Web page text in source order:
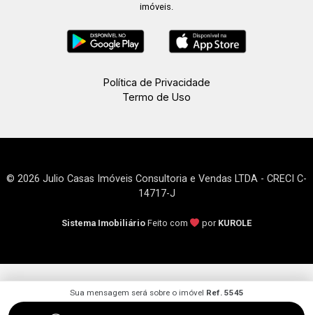
Sua mensagem será sobre o imóvel Ref. 5545
imóveis.
Política de Privacidade
Termo de Uso
© 2026 Julio Casas Imóveis Consultoria e Vendas LTDA - CRECI C-
14717-J
Sistema Imobiliário Feito com por KUROLE